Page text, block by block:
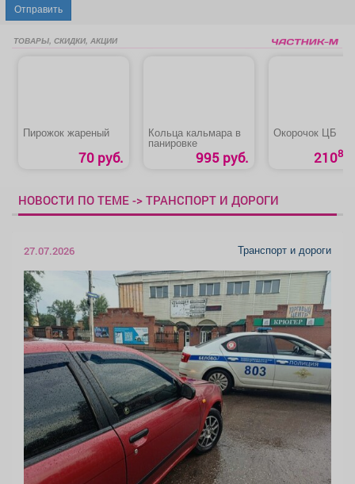
Отправить
ТОВАРЫ, СКИДКИ, АКЦИИ
Пирожок жареный
70 руб.
Кольца кальмара в
панировке
995 руб.
Окорочок ЦБ
21080
НОВОСТИ ПО ТЕМЕ -> ТРАНСПОРТ И ДОРОГИ
27.07.2026 Транспорт и дороги